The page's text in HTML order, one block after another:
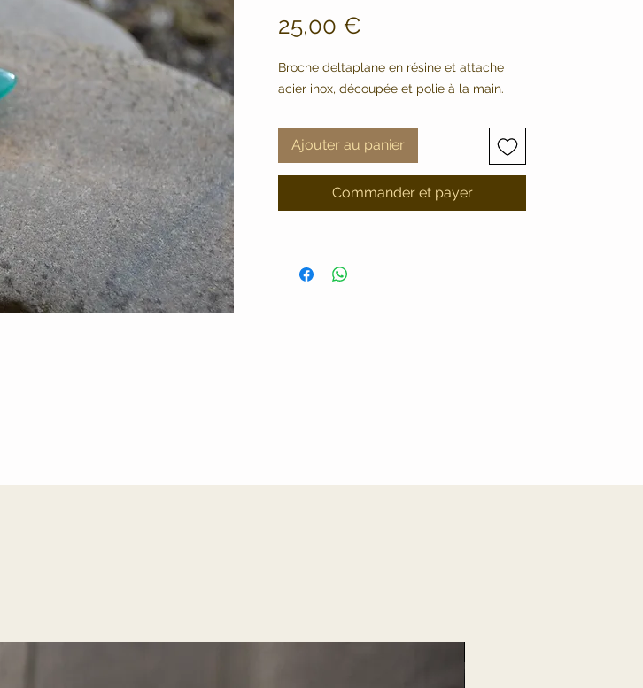
25,00 €
Broche deltaplane en résine et attache
acier inox, découpée et polie à la main.
Ajouter au panier
Commander et payer